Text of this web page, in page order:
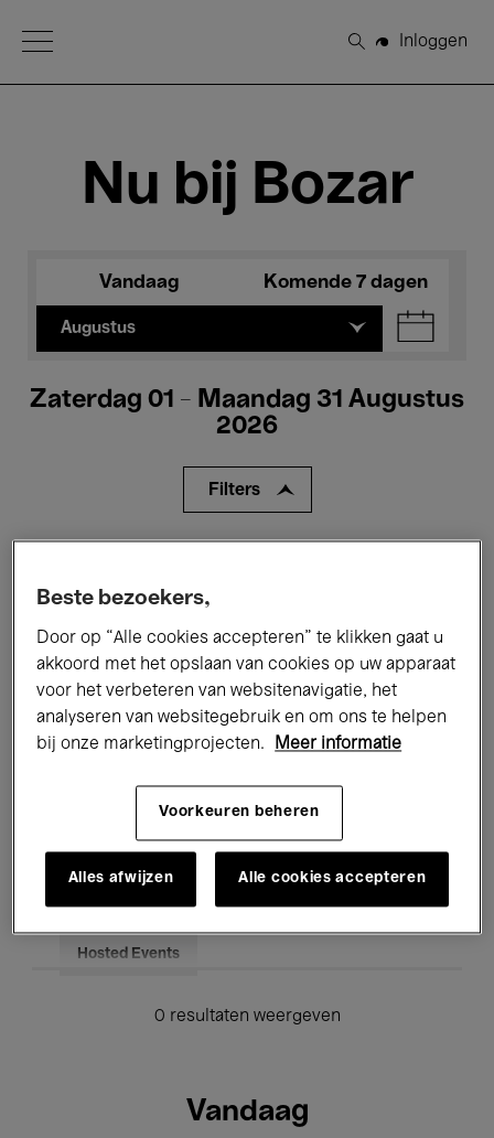
Open Menu
Zoeken
Inloggen
Nu bij Bozar
Vandaag Komende 7 dagen
Augustus
Zaterdag 01 - Maandag 31 Augustus
2026
Filters
Performances Lezingen & Debatten
Jazz Klassieke Muziek Global Music
Voor iedereen Kids’ Palace
Onderwijs Rondleidingen
Hosted Events
0 resultaten weergeven
Vandaag
Beste bezoekers,
Door op “Alle cookies accepteren” te klikken gaat u
akkoord met het opslaan van cookies op uw apparaat
voor het verbeteren van websitenavigatie, het
analyseren van websitegebruik en om ons te helpen
bij onze marketingprojecten.
Meer informatie
Voorkeuren beheren
Alles afwijzen Alle cookies accepteren